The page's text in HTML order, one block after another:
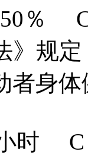
％
》规
者身
时